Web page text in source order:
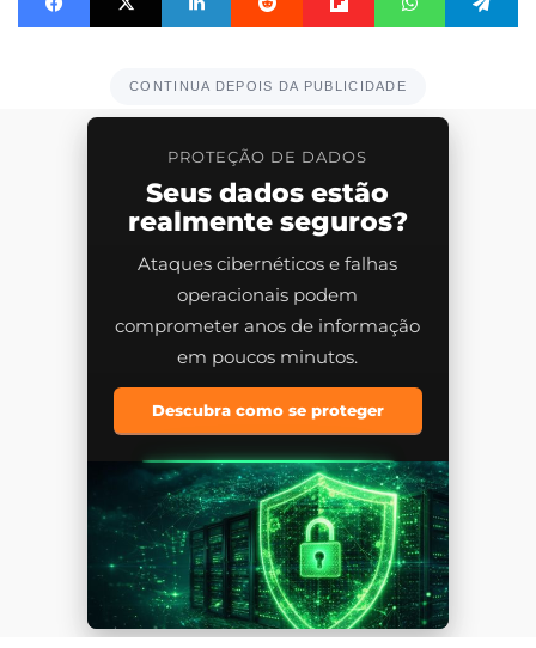
CONTINUA DEPOIS DA PUBLICIDADE
PROTEÇÃO DE DADOS
Seus dados estão
realmente seguros?
Ataques cibernéticos e falhas
operacionais podem
comprometer anos de informação
em poucos minutos.
Descubra como se proteger